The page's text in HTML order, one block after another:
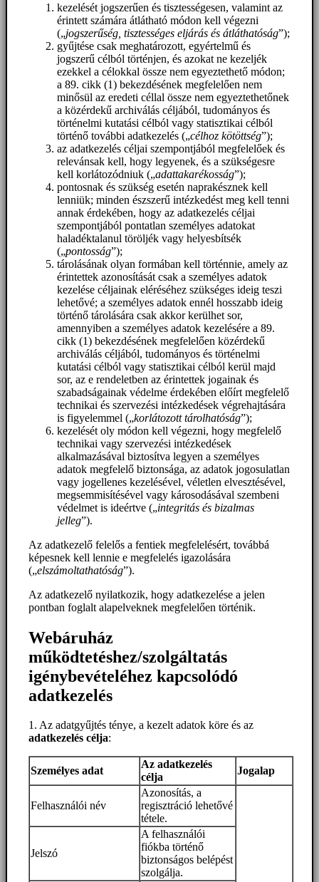
kezelését jogszerűen és tisztességesen, valamint az
érintett számára átlátható módon kell végezni
(„jogszerűség, tisztességes eljárás és átláthatóság”);
gyűjtése csak meghatározott, egyértelmű és
jogszerű célból történjen, és azokat ne kezeljék
ezekkel a célokkal össze nem egyeztethető módon;
a 89. cikk (1) bekezdésének megfelelően nem
minősül az eredeti céllal össze nem egyeztethetőnek
a közérdekű archiválás céljából, tudományos és
történelmi kutatási célból vagy statisztikai célból
történő további adatkezelés („célhoz kötöttség”);
az adatkezelés céljai szempontjából megfelelőek és
relevánsak kell, hogy legyenek, és a szükségesre
kell korlátozódniuk („adattakarékosság”);
pontosnak és szükség esetén naprakésznek kell
lenniük; minden észszerű intézkedést meg kell tenni
annak érdekében, hogy az adatkezelés céljai
szempontjából pontatlan személyes adatokat
haladéktalanul töröljék vagy helyesbítsék
(„pontosság”);
tárolásának olyan formában kell történnie, amely az
érintettek azonosítását csak a személyes adatok
kezelése céljainak eléréséhez szükséges ideig teszi
lehetővé; a személyes adatok ennél hosszabb ideig
történő tárolására csak akkor kerülhet sor,
amennyiben a személyes adatok kezelésére a 89.
cikk (1) bekezdésének megfelelően közérdekű
archiválás céljából, tudományos és történelmi
kutatási célból vagy statisztikai célból kerül majd
sor, az e rendeletben az érintettek jogainak és
szabadságainak védelme érdekében előírt megfelelő
technikai és szervezési intézkedések végrehajtására
is figyelemmel („korlátozott tárolhatóság”);
kezelését oly módon kell végezni, hogy megfelelő
technikai vagy szervezési intézkedések
alkalmazásával biztosítva legyen a személyes
adatok megfelelő biztonsága, az adatok jogosulatlan
vagy jogellenes kezelésével, véletlen elvesztésével,
megsemmisítésével vagy károsodásával szembeni
védelmet is ideértve („integritás és bizalmas
jelleg”).
Az adatkezelő felelős a fentiek megfelelésért, továbbá
képesnek kell lennie e megfelelés igazolására
(„elszámoltathatóság”).
Az adatkezelő nyilatkozik, hogy adatkezelése a jelen
pontban foglalt alapelveknek megfelelően történik.
Webáruház
működtetéshez/szolgáltatás
igénybevételéhez kapcsolódó
adatkezelés
1. Az adatgyűjtés ténye, a kezelt adatok köre és az
adatkezelés célja:
Személyes adat
Az adatkezelés
célja
Jogalap
Felhasználói név
Azonosítás, a
regisztráció lehetővé
tétele.
Jelszó
A felhasználói
fiókba történő
biztonságos belépést
szolgálja.